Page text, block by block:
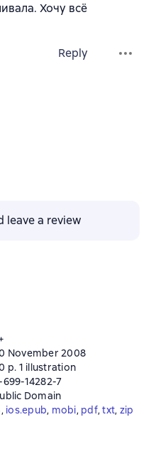
Хочу всё
Reply
leave a review
November 2008
p. 1 illustration
699-14282-7
Domain
, ios.epub, mobi, pdf, txt, zip